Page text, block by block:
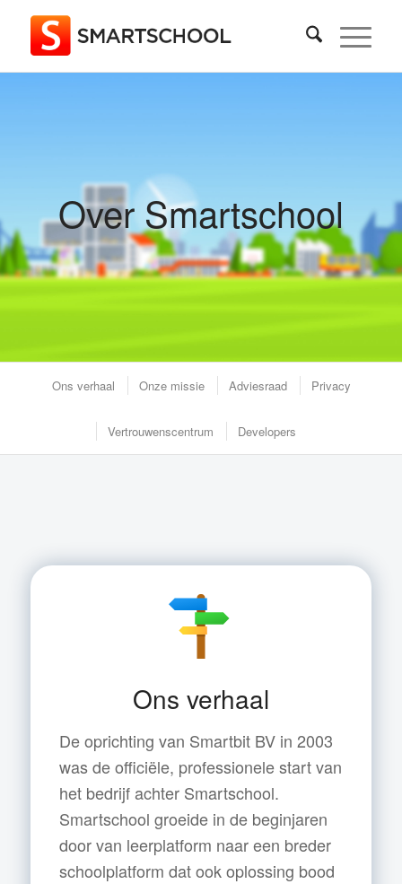
Over Smartschool
Ons verhaal Onze missie Adviesraad Privacy
Vertrouwenscentrum Developers
Ons verhaal
De oprichting van Smartbit BV in 2003
was de officiële, professionele start van
het bedrijf achter Smartschool.
Smartschool groeide in de beginjaren
door van leerplatform naar een breder
schoolplatform dat ook oplossing bood